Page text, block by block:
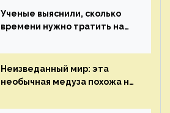
Ученые выяснили, сколько
времени нужно тратить на
здоровья — новости экологии
на ECOportal
Неизведанный мир: эта
необычная медуза похожа на
экологии на ECOportal